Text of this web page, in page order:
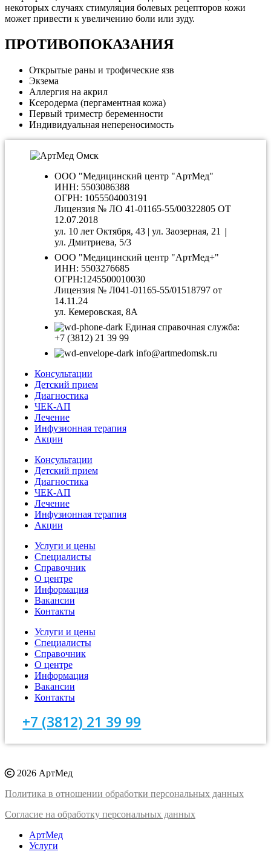
некоторых случаях стимуляция болевых рецепторов кожи
может привести к увеличению боли или зуду.
ПРОТИВОПОКАЗАНИЯ
Открытые раны и трофические язв
Экзема
Аллергия на акрил
Ксеродерма (пергаментная кожа)
Первый триместр беременности
Индивидуальная непереносимость
ООО "Медицинский центр "АртМед"
ИНН: 5503086388
ОГРН: 1055504003191
Лицензия № ЛО 41-01165-55/00322805 ОТ
12.07.2018
ул. 10 лет Октября, 43 | ул. Заозерная, 21 |
ул. Дмитриева, 5/3
ООО "Медицинский центр "АртМед+"
ИНН: 5503276685
ОГРН:1245500010030
Лицензия № Л041-01165-55/01518797 от
14.11.24
ул. Кемеровская, 8А
Единая справочная служба:
+7 (3812) 21 39 99
info@artmedomsk.ru
Консультации
Детский прием
Диагностика
ЧЕК-АП
Лечение
Инфузионная терапия
Акции
Консультации
Детский прием
Диагностика
ЧЕК-АП
Лечение
Инфузионная терапия
Акции
Услуги и цены
Специалисты
Справочник
О центре
Информация
Вакансии
Контакты
Услуги и цены
Специалисты
Справочник
О центре
Информация
Вакансии
Контакты
+7 (3812) 21 39 99
2026 АртМед
Политика в отношении обработки персональных данных
Согласие на обработку персональных данных
АртМед
Услуги